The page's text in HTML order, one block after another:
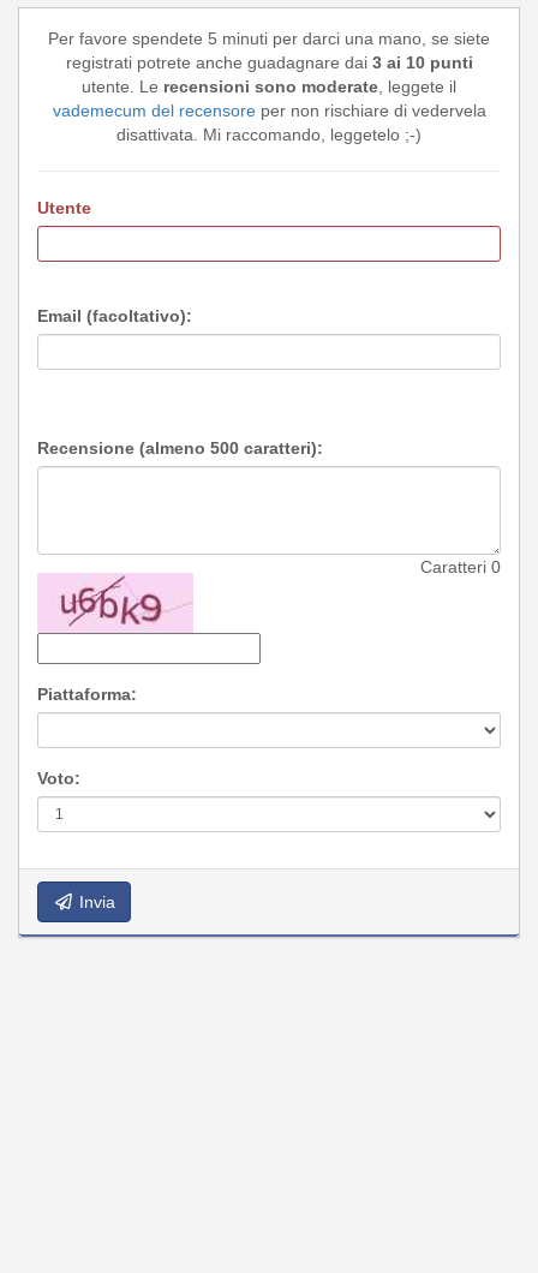
Per favore spendete 5 minuti per darci una mano, se siete
registrati potrete anche guadagnare dai 3 ai 10 punti
utente. Le recensioni sono moderate, leggete il
vademecum del recensoreper non rischiare di vedervela
disattivata. Mi raccomando, leggetelo ;-)
Utente
Email (facoltativo):
Recensione (almeno 500 caratteri):
Caratteri 0
Piattaforma:
Voto:
Invia